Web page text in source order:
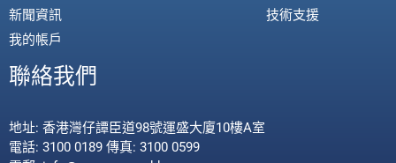
新聞資訊
我的帳戶
技術支援
聯絡我們
地址: 香港灣仔譚臣道98號運盛大廈10樓A室
電話: 3100 0189 傳真: 3100 0599